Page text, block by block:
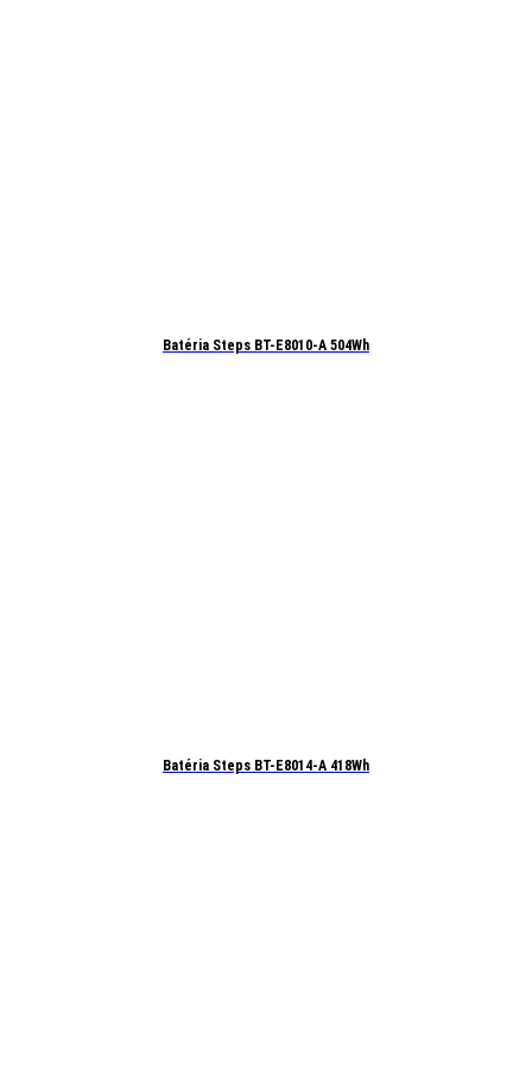
Batéria Steps BT-E8010-A 504Wh
Batéria Steps BT-E8014-A 418Wh